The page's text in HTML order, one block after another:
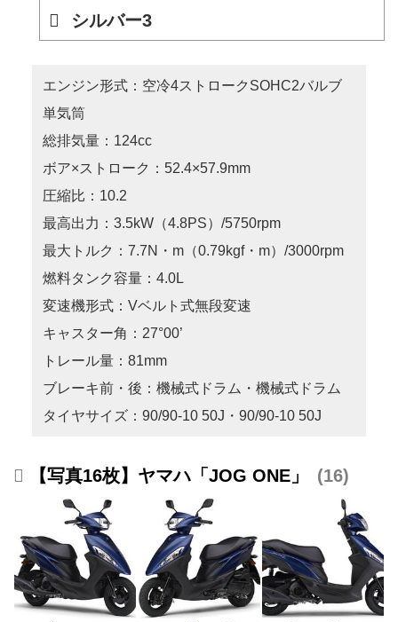
シルバー3
エンジン形式：空冷4ストロークSOHC2バルブ
単気筒
総排気量：124cc
ボア×ストローク：52.4×57.9mm
圧縮比：10.2
最高出力：3.5kW（4.8PS）/5750rpm
最大トルク：7.7N・m（0.79kgf・m）/3000rpm
燃料タンク容量：4.0L
変速機形式：Vベルト式無段変速
キャスター角：27°00’
トレール量：81mm
ブレーキ前・後：機械式ドラム・機械式ドラム
タイヤサイズ：90/90-10 50J・90/90-10 50J
【写真16枚】ヤマハ「JOG ONE」 16